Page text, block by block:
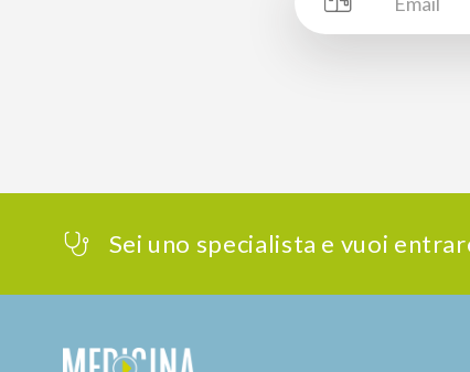
Sei uno specialista e vuoi